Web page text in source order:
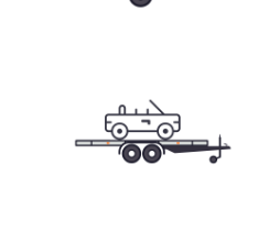
Prepravníky